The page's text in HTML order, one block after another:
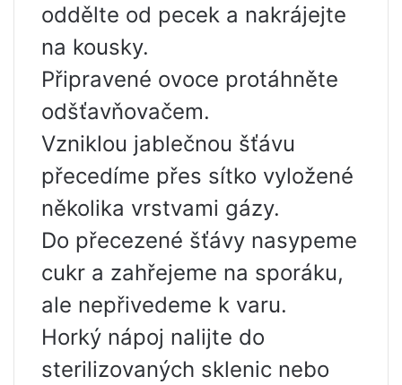
oddělte od pecek a nakrájejte
na kousky.
Připravené ovoce protáhněte
odšťavňovačem.
Vzniklou jablečnou šťávu
přecedíme přes sítko vyložené
několika vrstvami gázy.
Do přecezené šťávy nasypeme
cukr a zahřejeme na sporáku,
ale nepřivedeme k varu.
Horký nápoj nalijte do
sterilizovaných sklenic nebo